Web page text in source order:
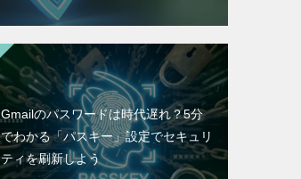
Gmailのパスワードは時代遅れ？5分
でわかる「パスキー」設定でセキュリ
ティを刷新しよう